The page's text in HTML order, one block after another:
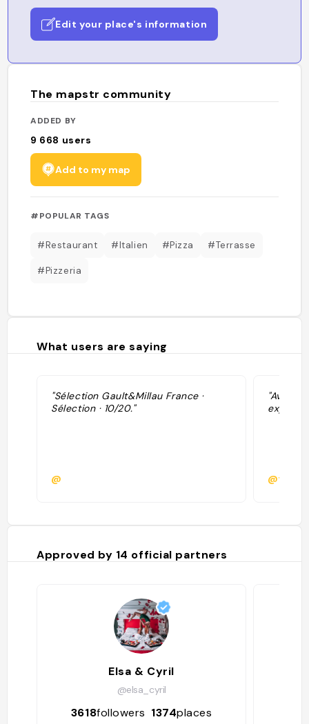
Edit your place's information
The mapstr community
ADDED BY
9 668 users
Add to my map
#POPULAR TAGS
#Restaurant #Italien #Pizza #Terrasse
#Pizzeria
What users are saying
"Sélection Gault&Millau France ·
Sélection · 10/20."
@
"Avec
Approved by 14 official partners
Elsa & Cyril
@elsa_cyril
3618followers 1374places